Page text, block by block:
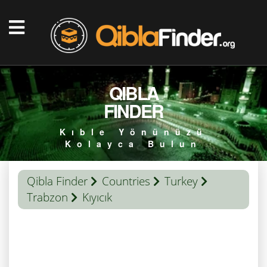
QIBLA
FINDER
Kıble Yönünüzü
Kolayca Bulun
Qibla Finder Countries
Turkey
Trabzon
Kıyıcık